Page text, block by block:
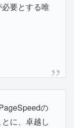
要とする唯
の
に、卓越し